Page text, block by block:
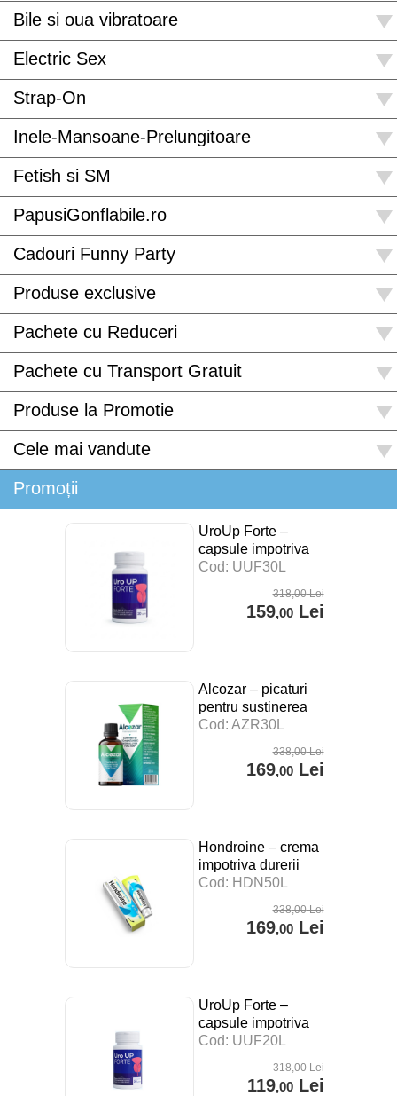
Bile si oua vibratoare
Electric Sex
Strap-On
Inele-Mansoane-Prelungitoare
Fetish si SM
PapusiGonflabile.ro
Cadouri Funny Party
Produse exclusive
Pachete cu Reduceri
Pachete cu Transport Gratuit
Produse la Promotie
Cele mai vandute
Promoții
UroUp Forte –
capsule impotriva
prostatitei – 30 cps
Cod: UUF30L
318,00Lei
159,00Lei
Alcozar – picaturi
pentru sustinerea
digestiei, a
impotriva stresului –
Cod: AZR30L
338,00Lei
169,00Lei
Hondroine – crema
impotriva durerii
articulare – 50 ml
Cod: HDN50L
338,00Lei
169,00Lei
UroUp Forte –
capsule impotriva
prostatitei – 20 cps
Cod: UUF20L
318,00Lei
119,00Lei